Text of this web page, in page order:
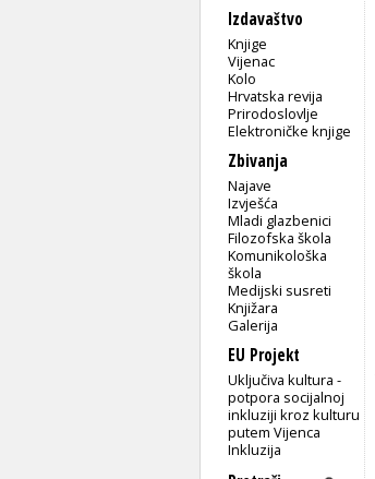
Izdavaštvo
Knjige
Vijenac
Kolo
Hrvatska revija
Prirodoslovlje
Elektroničke knjige
Zbivanja
Najave
Izvješća
Mladi glazbenici
Filozofska škola
Komunikološka
škola
Medijski susreti
Knjižara
Galerija
EU Projekt
Uključiva kultura -
potpora socijalnoj
inkluziji kroz kulturu
putem Vijenca
Inkluzija